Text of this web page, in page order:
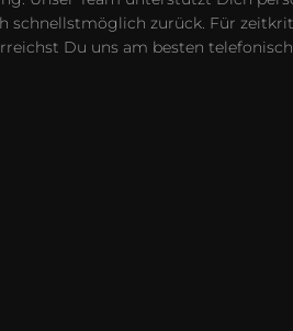
schnellstmöglich zurück. Für
Du uns am besten telefonisch.